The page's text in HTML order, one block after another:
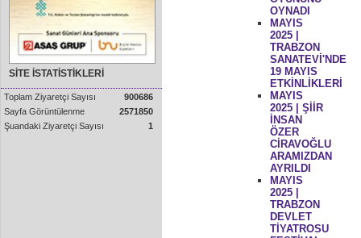
SİTE İSTATİSTİKLERİ
Toplam Ziyaretçi Sayısı
900686
Sayfa Görüntülenme
2571850
Şuandaki Ziyaretçi Sayısı
1
OYNADI
MAYIS
2025 |
TRABZON
SANATEVİ'NDE
19 MAYIS
ETKİNLİKLERİ
MAYIS
2025 | ŞİİR
İNSAN
ÖZER
CİRAVOĞLU
ARAMIZDAN
AYRILDI
MAYIS
2025 |
TRABZON
DEVLET
TİYATROSU